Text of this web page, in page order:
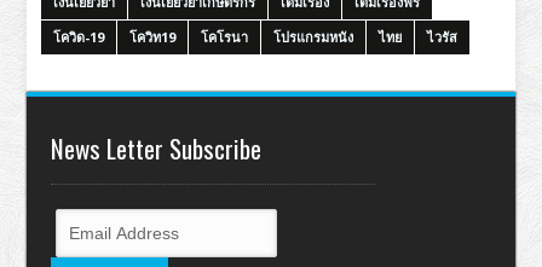
โควิด-19
โควิท19 โคโรนา โปรแกรมหนัง ไทย ไวรัส
News Letter Subscribe